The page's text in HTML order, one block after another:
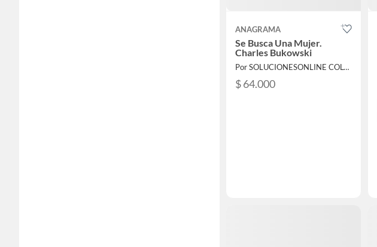
ANAGRAMA
Se Busca Una Mujer.
Charles Bukowski
Por SOLUCIONESONLINE COLOMBIA SAS
$ 64.000